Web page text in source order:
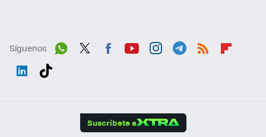
Síguenos
Suscríbete a